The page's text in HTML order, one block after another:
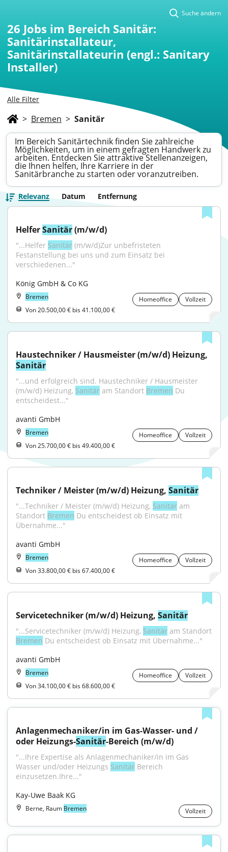
Alle Filter
Suche ändern
26 Jobs im Bereich Sanitär:
Sanitärinstallateur,
Sanitärinstallateurin (engl.: Sanitary
Installer)
> Bremen > Sanitär
Im Bereich Sanitärtechnik finden Sie zahlreiche
Möglichkeiten, um in einem gefragten Handwerk zu
arbeiten. Entdecken Sie attraktive Stellenanzeigen,
die Ihnen helfen, Ihre Karriere in der
Sanitärbranche zu starten oder voranzutreiben.
Relevanz Datum Entfernung
Helfer Sanitär (m/w/d)
"...Helfer Sanitär (m/w/d)Zur unbefristeten
Festanstellung bei uns und zum Einsatz bei
verschiedenen..."
König GmbH & Co KG
Bremen Homeoffice
Vollzeit
Von 20.500,00 € bis 41.100,00 €
Sanitär
"...und erfolgreich sind. Haustechniker / Hausmeister
(m/w/d) Heizung, Sanitär am Standort Bremen Du
entscheidest..."
avanti GmbH
Bremen Homeoffice
Vollzeit
Von 25.700,00 € bis 49.400,00 €
Techniker / Meister (m/w/d) Heizung, Sanitär
"...Techniker / Meister (m/w/d) Heizung, Sanitär am
Standort Bremen Du entscheidest ob Einsatz mit
Übernahme..."
avanti GmbH
Bremen Homeoffice
Vollzeit
Von 33.800,00 € bis 67.400,00 €
Servicetechniker (m/w/d) Heizung, Sanitär
"...Servicetechniker (m/w/d) Heizung, Sanitär
Bremen Du entscheidest ob Einsatz mit Übernahme..."
avanti GmbH
Bremen Homeoffice
Vollzeit
Von 34.100,00 € bis 68.600,00 €
Anlagenmechaniker/in im Gas-Wasser- und /
oder Heizungs-Sanitär-Bereich (m/w/d)
"...Ihre Expertise als Anlagenmechaniker/in im Gas
Wasser und/oder Heizungs Sanitär Bereich
einzusetzen.Ihre..."
Kay-Uwe Baak KG
Berne, Raum Bremen Vollzeit